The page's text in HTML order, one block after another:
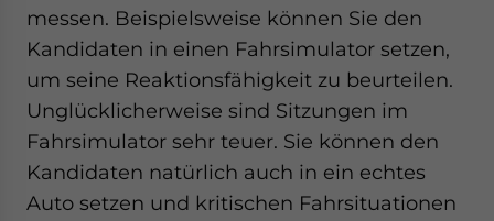
messen. Beispielsweise können Sie den
Kandidaten in einen Fahrsimulator setzen,
um seine Reaktionsfähigkeit zu beurteilen.
Unglücklicherweise sind Sitzungen im
Fahrsimulator sehr teuer. Sie können den
Kandidaten natürlich auch in ein echtes
Auto setzen und kritischen Fahrsituationen